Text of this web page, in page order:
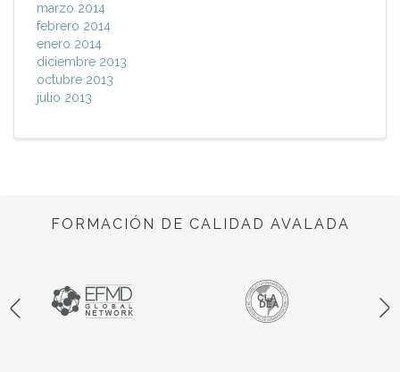
marzo 2014
febrero 2014
enero 2014
diciembre 2013
octubre 2013
julio 2013
FORMACIÓN DE CALIDAD AVALADA